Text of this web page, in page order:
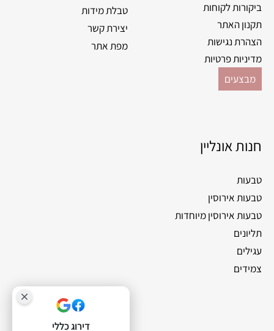
ביקורות לקוחות
תקנון האתר
הצהרת נגישות
מדיניות פרטיות
מבצעים
טבלת מידות
יצירת קשר
מפת אתר
חנות אונליין
טבעות
טבעות אירוסין
טבעות אירוסין מיוחדות
תליונים
עגילים
צמידים
דירוג כללי